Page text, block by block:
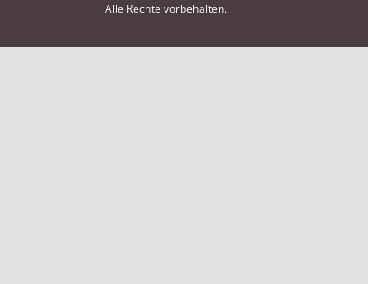
Alle Rechte vorbehalten.